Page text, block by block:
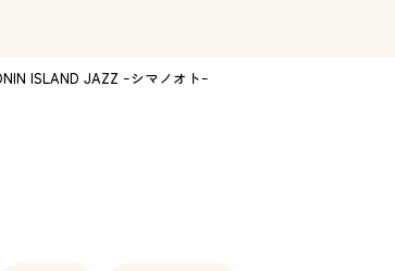
ISLAND JAZZ ｰシマノオトｰ